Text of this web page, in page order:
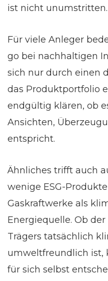
ist nicht unumstritten.
Für viele Anleger
go bei nachhaltigen
sich nur durch einen
das Produktportfolio
endgültig klären, ob
Ansichten,
entspricht.
Ähnliches trifft auch
wenige ESG-
Gaskraftwerke als
Energiequelle. Ob
Trägers tatsächlich
umweltfreundlich ist,
für sich selbst